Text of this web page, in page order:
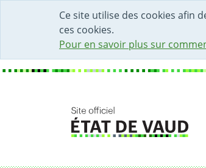
Ce site utilise des cookies afin
ces cookies.
Pour en savoir plus sur
DÉBUT DU CONTENU DE LA
ACCÈS AU CHAMP DE
PAGE D'ACCUEIL
FORMULAIRE DE CONTACT